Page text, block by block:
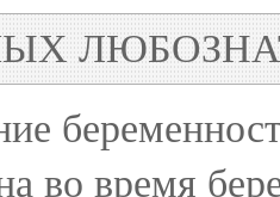
во время